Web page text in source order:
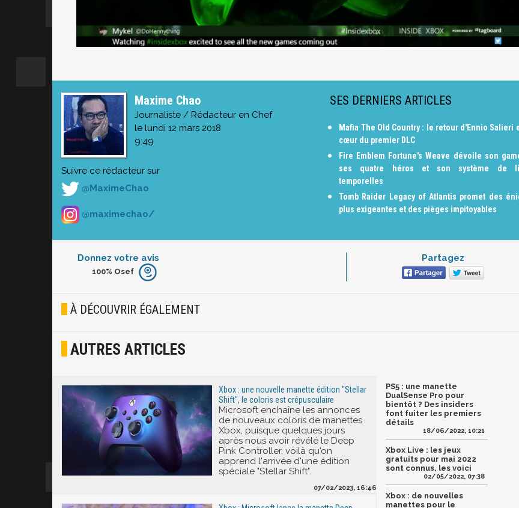
Maxime Chao
Journaliste / Rédacteur en Chef
le lundi 12 mars 2018
9:49
Suivre ce rédacteur sur
@MaximeChao
@maximechao/
SES DERNIERS ARTICLES
Mafia The Old Country : le retour d'Ennio Salieri
cœur du premier DLC
Fire Emblem Fortune's Weave dévoile son
ses quatre héros et son système de
temporelles
Tomb Raider Legacy of Atlantis promet des
plus exigeantes et des pièges impitoyables
Donnez votre avis
Furieux
Joyeux
100% Osef
Partagez
À DÉCOUVRIR ÉGALEMENT
AUTRES ARTICLES
Xbox : une nouvelle manette édition "Stellar
Shift", le coloris est crépusculaire
Microsoft enchaîne les annonces
de nouveaux coloris de manettes
Xbox, puisque quelques jours
après nous avoir révélé le Deep
Pink Controller, voilà qu'on
apprend l'arrivée d'une édition
spéciale "Stellar Shift".
07/02/2023, 16:46
PS5 : une manette
DualSense Pro pour
bientôt ? Des insiders
font fuiter les premiers
détails
18/06/2022, 10:21
Xbox Live : les jeux
gratuits pour mai 2022
sont connus, les voici
02/05/2022, 07:38
Xbox : de nouvelles
manettes pour le